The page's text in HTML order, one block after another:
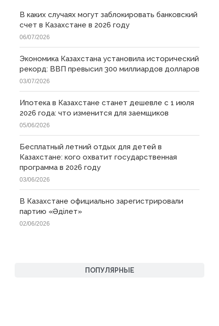
ПОПУЛЯРНЫЕ
В каких случаях могут заблокировать банковский
счет в Казахстане в 2026 году
06/07/2026
Экономика Казахстана установила исторический
рекорд: ВВП превысил 300 миллиардов долларов
03/07/2026
Ипотека в Казахстане станет дешевле с 1 июля
2026 года: что изменится для заемщиков
05/06/2026
Бесплатный летний отдых для детей в
Казахстане: кого охватит государственная
программа в 2026 году
03/06/2026
В Казахстане официально зарегистрировали
партию «Əділет»
02/06/2026